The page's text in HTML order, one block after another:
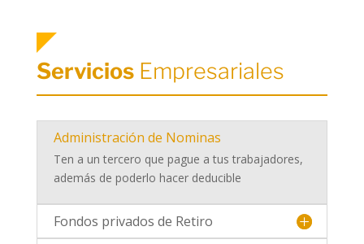
Servicios Empresariales
Administración de Nominas
Ten a un tercero que pague a tus trabajadores,
además de poderlo hacer deducible
Fondos privados de Retiro